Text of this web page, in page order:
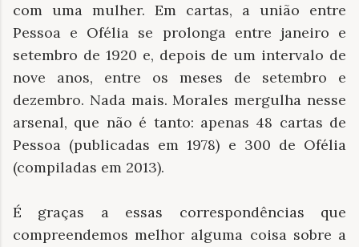
com uma mulher. Em cartas, a união entre
Pessoa e Ofélia se prolonga entre janeiro e
setembro de 1920 e, depois de um intervalo de
nove anos, entre os meses de setembro e
dezembro. Nada mais. Morales mergulha nesse
arsenal, que não é tanto: apenas 48 cartas de
Pessoa (publicadas em 1978) e 300 de Ofélia
(compiladas em 2013).
É graças a essas correspondências que
compreendemos melhor alguma coisa sobre a